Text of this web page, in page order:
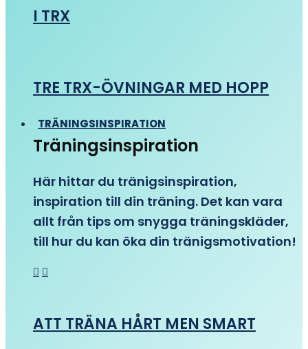
I TRX
TRE TRX-ÖVNINGAR MED HOPP
TRÄNINGSINSPIRATION
Träningsinspiration
Här hittar du tränigsinspiration,
inspiration till din träning. Det kan vara
allt från tips om snygga träningskläder,
till hur du kan öka din tränigsmotivation!
ATT TRÄNA HÅRT MEN SMART